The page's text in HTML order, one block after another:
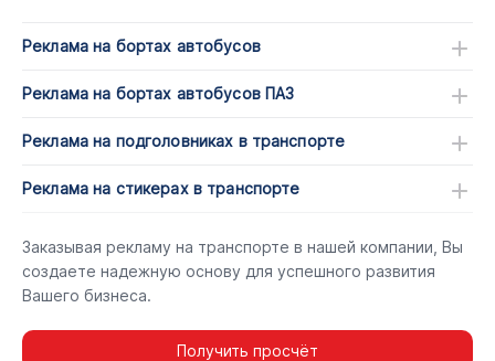
Реклама на бортах автобусов
Реклама на бортах автобусов ПАЗ
Реклама на подголовниках в транспорте
Реклама на стикерах в транспорте
Заказывая рекламу на транспорте в нашей компании, Вы
создаете надежную основу для успешного развития
Вашего бизнеса.
Получить просчёт